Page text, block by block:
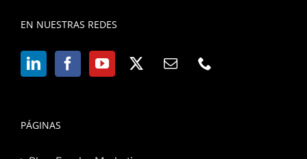
EN NUESTRAS REDES
PÁGINAS